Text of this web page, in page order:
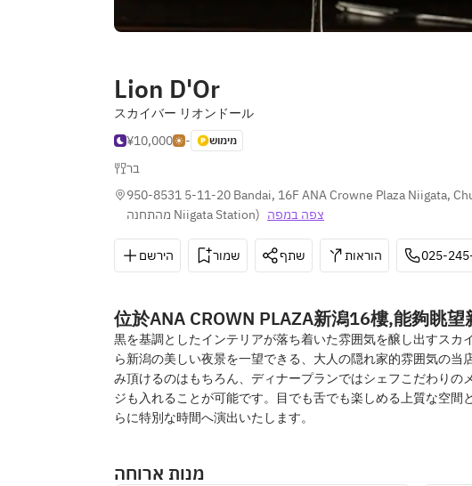
Lion D'Or
スカイバー リオンドール
¥10,000
- מימוש
בר
950-8531 5-11-20 Bandai, 16F ANA Crowne Plaza Niigata,
מהתחנה Niigata Station) צפה במפה
הירשם שמור שתף הוראות 025-
位於ANA CROWN PLAZA新潟16樓,能夠眺望
黒を基調としたインテリアが落ち着いた雰囲気を醸し出すスカ
ら新潟の美しい夜景を一望できる、大人の隠れ家的雰囲気の当
み頂けるのはもちろん、ディナープランではシェフこだわりの
ジも入れることが可能です。目でも舌でも楽しめる上質な空間
らに特別な時間へ演出いたします。
מנות ארוחה